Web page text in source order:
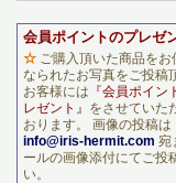
会員ポイントのプレゼ
☆ ご購入頂いた商品をお
なられたお写真をご投稿
お客様には 『会員ポイン
レゼント』 をさせていた
おります。 画像の投稿は
info@iris-hermit.com 宛
ールの画像添付にてご投
い。